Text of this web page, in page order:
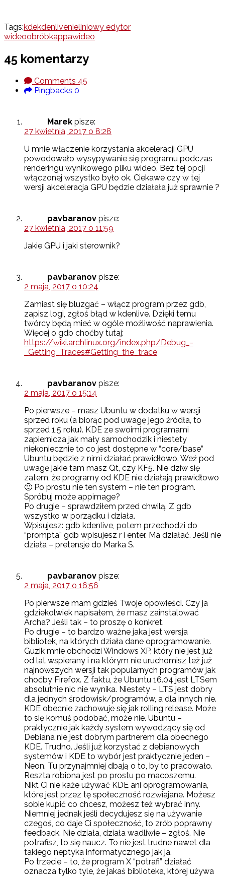
Tags:kdekdenlivenieliniowy edytor
wideoobróbkappawideo
45 komentarzy
Comments 45
Pingbacks 0
Marek pisze:
27 kwietnia, 2017 o 8:28
U mnie włączenie korzystania akceleracji GPU
powodowało wysypywanie się programu podczas
renderingu wynikowego pliku wideo. Bez tej opcji
włączonej wszystko było ok. Ciekawe czy w tej
wersji akceleracja GPU będzie działała już sprawnie ?
pavbaranov pisze:
27 kwietnia, 2017 o 11:59
Jakie GPU i jaki sterownik?
pavbaranov pisze:
2 maja, 2017 o 10:24
Zamiast się bluzgać – włącz program przez gdb,
zapisz logi, zgłoś błąd w kdenlive. Dzięki temu
twórcy będą mieć w ogóle możliwość naprawienia.
Więcej o gdb choćby tutaj:
https://wiki.archlinux.org/index.php/Debug_-
_Getting_Traces#Getting_the_trace
pavbaranov pisze:
2 maja, 2017 o 15:14
Po pierwsze – masz Ubuntu w dodatku w wersji
sprzed roku (a biorąc pod uwagę jego źródła, to
sprzed 1,5 roku). KDE ze swoimi programami
zapiernicza jak mały samochodzik i niestety
niekoniecznie to co jest dostępne w “core/base”
Ubuntu będzie z nimi działać prawidłowo. Weź pod
uwagę jakie tam masz Qt, czy KF5. Nie dziw się
zatem, że programy od KDE nie działają prawidłowo
🙂 Po prostu nie ten system – nie ten program.
Spróbuj może appimage?
Po drugie – sprawdziłem przed chwilą. Z gdb
wszystko w porządku i działa.
Wpisujesz: gdb kdenlive, potem przechodzi do
“prompta” gdb wpisujesz r i enter. Ma działać. Jeśli nie
działa – pretensje do Marka S.
pavbaranov pisze:
2 maja, 2017 o 16:56
Po pierwsze mam gdzieś Twoje opowieści. Czy ja
gdziekolwiek napisałem, że masz zainstalować
Archa? Jeśli tak – to proszę o konkret.
Po drugie – to bardzo ważne jaka jest wersja
bibliotek, na których działa dane oprogramowanie.
Guzik mnie obchodzi Windows XP, który nie jest już
od lat wspierany i na którym nie uruchomisz też już
najnowszych wersji tak popularnych programów jak
choćby Firefox. Z faktu, że Ubuntu 16.04 jest LTSem
absolutnie nic nie wynika. Niestety – LTS jest dobry
dla jednych środowisk/programów, a dla innych nie.
KDE obecnie zachowuje się jak rolling release. Może
to się komuś podobać, może nie. Ubuntu –
praktycznie jak każdy system wywodzący się od
Debiana nie jest dobrym partnerem dla obecnego
KDE. Trudno. Jeśli już korzystać z debianowych
systemów i KDE to wybór jest praktycznie jeden –
Neon. Tu przynajmniej dbają o to, by to pracowało.
Reszta robiona jest po prostu po macoszemu.
Nikt Ci nie każe używać KDE ani oprogramowania,
które jest przez tę społeczność rozwiajane. Możesz
sobie kupić co chcesz, możesz też wybrać inny.
Niemniej jednak jeśli decydujesz się na używanie
czegoś, co daje Ci społeczność, to zrób poprawny
feedback. Nie działa, działa wadliwie – zgłoś. Nie
potrafisz, to się naucz. To nie jest trudne nawet dla
takiego neptyka informatycznego jak ja.
Po trzecie – to, że program X “potrafi” działać
oznacza tylko tyle, że jakaś biblioteka, której używa